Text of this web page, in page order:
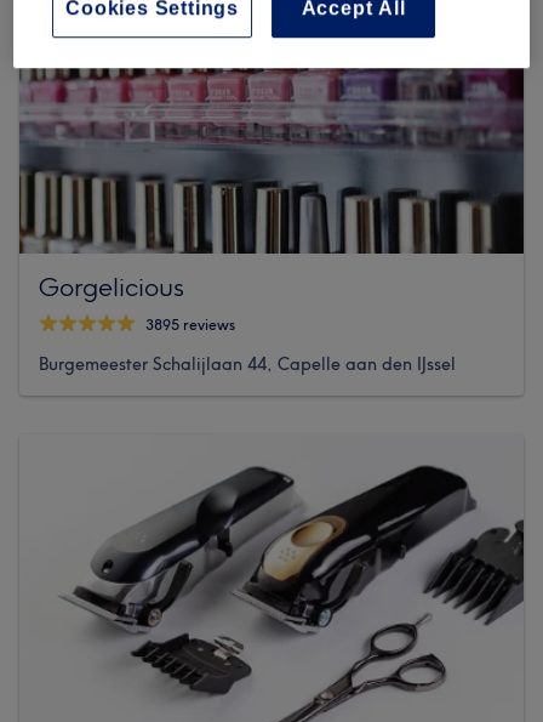
Gorgelicious
3895 reviews
Burgemeester Schalijlaan 44, Capelle aan den IJssel
Accept All
Cookies Settings